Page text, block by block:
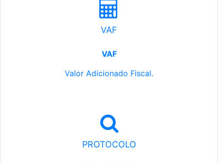
VAF
VAF
Valor Adicionado Fiscal.
PROTOCOLO